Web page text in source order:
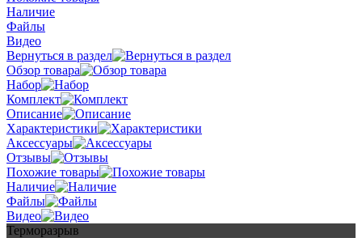
Наличие
Файлы
Видео
Вернуться в раздел
Обзор товара
Набор
Комплект
Описание
Характеристики
Аксессуары
Отзывы
Похожие товары
Наличие
Файлы
Видео
Терморазрыв